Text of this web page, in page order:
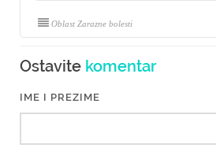
Oblast Zarazne bolesti
Ostavite komentar
IME I PREZIME